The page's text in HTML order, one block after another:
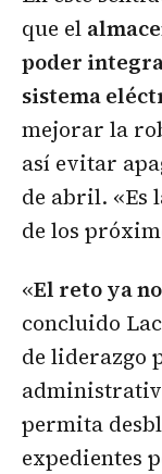
que el
poder
sistema
mejorar la
así evitar
de abril. «Es
de los
«El reto ya
concluido
de liderazgo
permita
expedientes